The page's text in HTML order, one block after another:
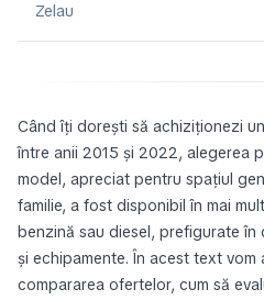
Zelau
Când îți dorești să achiziționezi
între anii 2015 și 2022, alegerea
model, apreciat pentru spațiul
familie, a fost disponibil în mai
benzină sau diesel, prefigurate în
și echipamente. În acest text
compararea ofertelor, cum să